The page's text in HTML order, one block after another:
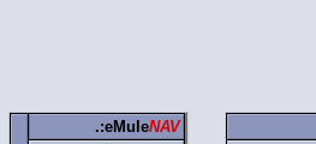
.:eMuleNAV